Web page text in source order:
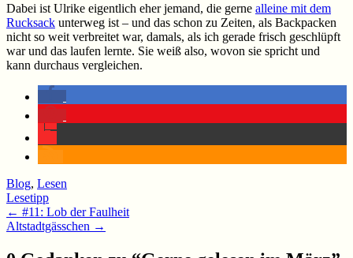
Dabei ist Ulrike eigentlich eher jemand, die gerne alleine mit dem
Rucksack unterweg ist – und das schon zu Zeiten, als Backpacken
nicht so weit verbreitet war, damals, als ich gerade frisch geschlüpft
war und das laufen lernte. Sie weiß also, wovon sie spricht und
kann durchaus vergleichen.
Blog, Lesen
Lesetipp
Beitragsnavigation
← #11: Lob der Faulheit
Altstadtgässchen →